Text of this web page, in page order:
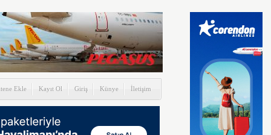
Ekle Kayıt Ol Giriş Künye İletişim